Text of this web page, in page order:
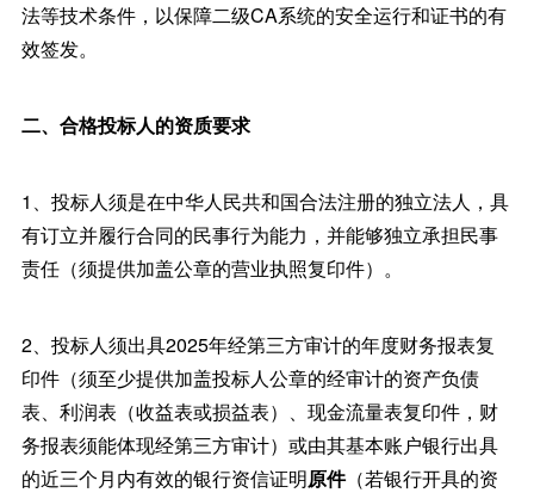
法等技术条件，以保障二级CA系统的安全运行和证书的有
效签发。
二、合格投标人的资质要求
1、投标人须是在中华人民共和国合法注册的独立法人，具
有订立并履行合同的民事行为能力，并能够独立承担民事
责任（须提供加盖公章的营业执照复印件）。
2、投标人须出具2025年经第三方审计的年度财务报表复
印件（须至少提供加盖投标人公章的经审计的资产负债
表、利润表（收益表或损益表）、现金流量表复印件，财
务报表须能体现经第三方审计）或由其基本账户银行出具
的近三个月内有效的银行资信证明原件（若银行开具的资